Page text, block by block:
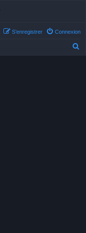
Connexion
S’enregistrer